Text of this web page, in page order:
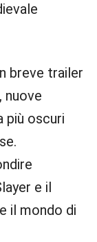
breve trailer
nuove
più oscuri
e il
il mondo di